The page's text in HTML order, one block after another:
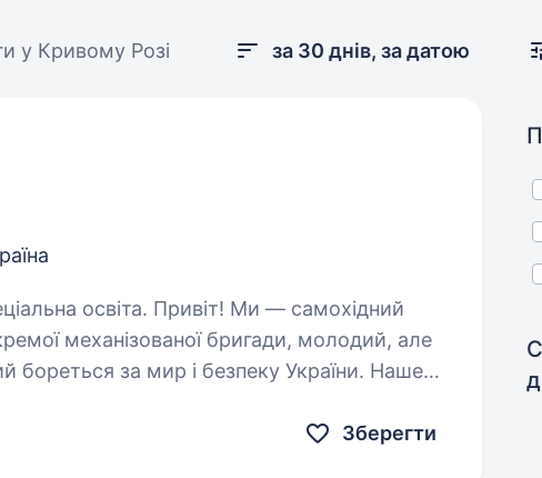
у Кривому Розі за 30 днів, за датою
Ми — самохідний
механізованої бригади, молодий, але
бореться за мир і безпеку України. Наше
Зберегти